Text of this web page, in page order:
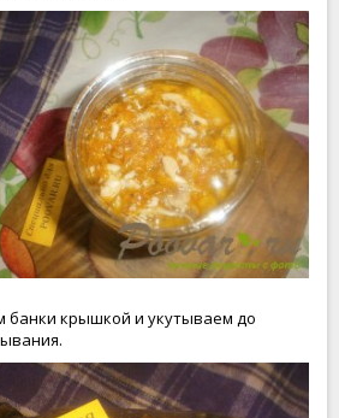
банки крышкой и укутываем до